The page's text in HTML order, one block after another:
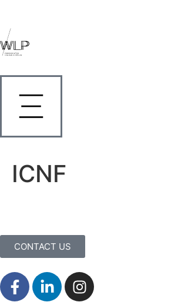
ICNF
CONTACT US